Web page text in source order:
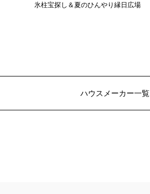
氷柱宝探し＆夏のひんやり縁日広場
ハウスメーカー一覧